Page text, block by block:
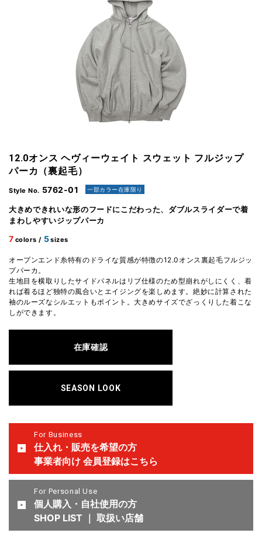
12.0オンス ヘヴィーウェイト スウェット フルジップ
パーカ（裏起毛）
Style No. 5762-01 一部カラー在庫限り
大きめできれいな形のフードにこだわった、ダブルスライダーで着
まわしやすいジップパーカ
7 colors / 5sizes
オープンエンド糸特有のドライな質感が特徴の12.0オンス裏起毛フルジッ
プパーカ。
生地目を横取りしたサイドパネルはリブ仕様のため型崩れがしにくく、着
れば着るほど独特の風合いとエイジングを楽しめます。絶妙に計算された
袖のルーズなシルエットもポイント。大きめサイズでざっくりした着こな
しができます。
在庫確認
SEASON LOOK
For Business
仕入れ・販売を希望の方
事業者向け 会員登録はこちら
For Personal Use
個人購入・自社使用の方
SHOP LIST ｜ 取扱い店舗